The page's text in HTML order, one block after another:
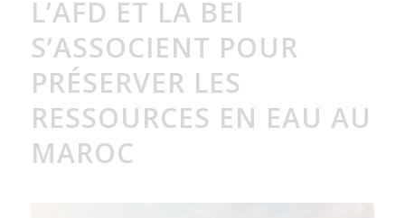
L’AFD ET LA BEI
S’ASSOCIENT POUR
PRÉSERVER LES
RESSOURCES EN EAU AU
MAROC